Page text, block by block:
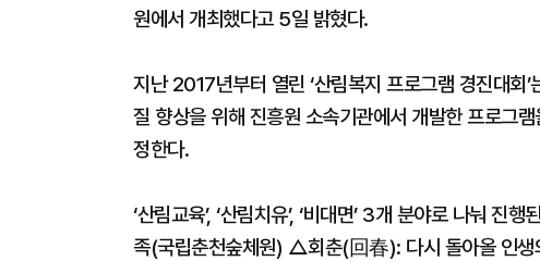
원에서 개최했다고 5일 밝혔다.
지난 2017년부터 열린 ‘산림복지 프로그램 경진대회
질 향상을 위해 진흥원 소속기관에서 개발한 프로그
정한다.
‘산림교육’, ‘산림치유’, ‘비대면’ 3개 분야로 나눠
족(국립춘천숲체원) △회춘(回春): 다시 돌아올 인